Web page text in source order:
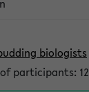
biologists
participants: 12